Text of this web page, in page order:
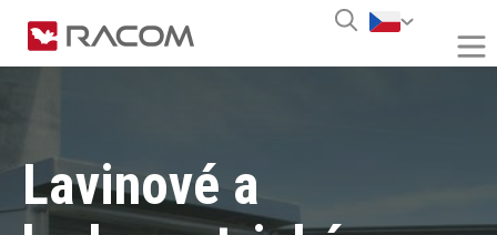
Lavinové a